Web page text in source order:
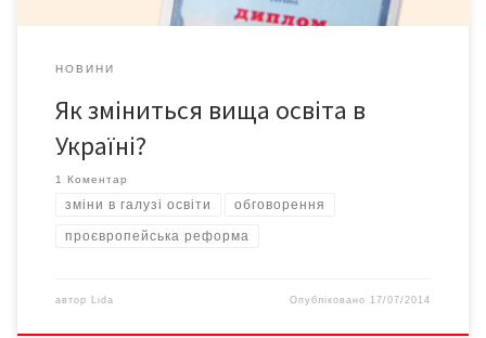
НОВИНИ
Як зміниться вища освіта в
Україні?
1 Коментар
зміни в галузі освіти обговорення
проєвропейська реформа
автор Lida Опубліковано 17/07/2014